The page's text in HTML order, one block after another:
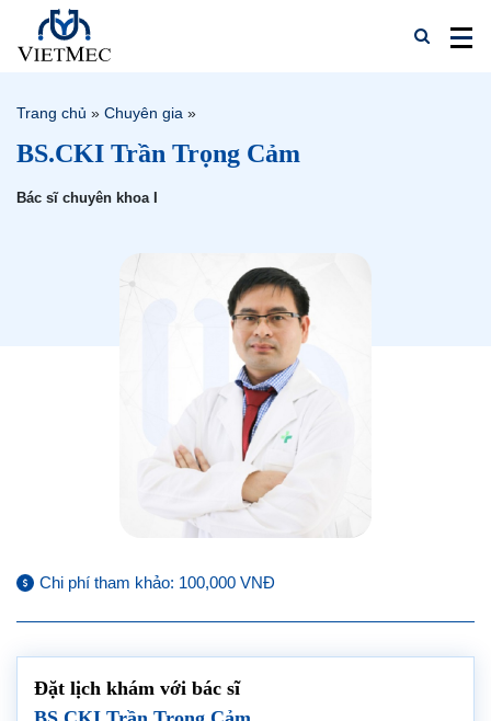
Trang chủ » Chuyên gia »
BS.CKI Trần Trọng Cảm
Bác sĩ chuyên khoa I
Chi phí tham khảo: 100,000 VNĐ
Đặt lịch khám với bác sĩ